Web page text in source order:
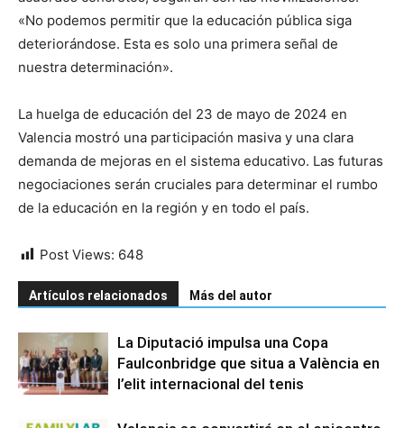
«No podemos permitir que la educación pública siga
deteriorándose. Esta es solo una primera señal de
nuestra determinación».
La huelga de educación del 23 de mayo de 2024 en
Valencia mostró una participación masiva y una clara
demanda de mejoras en el sistema educativo. Las futuras
negociaciones serán cruciales para determinar el rumbo
de la educación en la región y en todo el país.
Post Views: 648
Artículos relacionados Más del autor
La Diputació impulsa una Copa
Faulconbridge que situa a València en
l’elit internacional del tenis